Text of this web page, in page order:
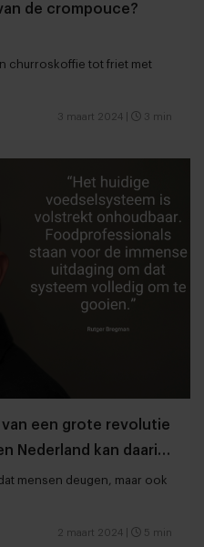
de crompouce?
churroskoffie tot friet met
3 maart 2024 3 min
van een grote revolutie
Nederland kan daarin
mensen deugen, maar ook
2 maart 2024 5 min